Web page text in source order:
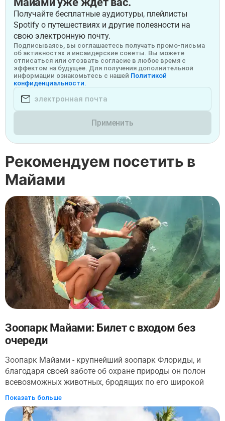
Получайте бесплатные аудиотуры, плейлисты
Spotify о путешествиях и другие полезности на
свою электронную почту.
Подписываясь, вы соглашаетесь получать промо-письма
об активностях и инсайдерские советы. Вы можете
отписаться или отозвать согласие в любое время с
эффектом на будущее. Для получения дополнительной
информации ознакомьтесь с нашей Политикой
конфиденциальности.
Применить
Рекомендуем посетить в
Майами
Зоопарк Майами: Билет с входом без
очереди
Зоопарк Майами - крупнейший зоопарк Флориды, и
благодаря своей заботе об охране природы он полон
всевозможных животных, бродящих по его широкой
открытой местности - так что видеть их в дикой
природе. Этот билет позволяет вам миновать очередь и
насладиться доступом к 3000 диким животным в
Показать больше